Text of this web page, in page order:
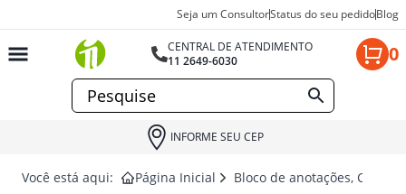
Seja um ConsultorStatus do seu pedidoBlog
CENTRAL DE ATENDIMENTO
11 2649-6030
0
INFORME SEU CEP
Você está aqui: Página Inicial Bloco de anotações,